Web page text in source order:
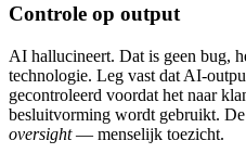
Controle op output
AI hallucineert. Dat is geen bug,
technologie. Leg vast dat AI-
gecontroleerd voordat het naar
besluitvorming wordt gebruikt.
oversight— menselijk toezicht.